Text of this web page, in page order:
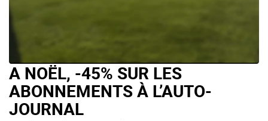
A NOËL, -45% SUR LES
ABONNEMENTS À L’AUTO-
JOURNAL